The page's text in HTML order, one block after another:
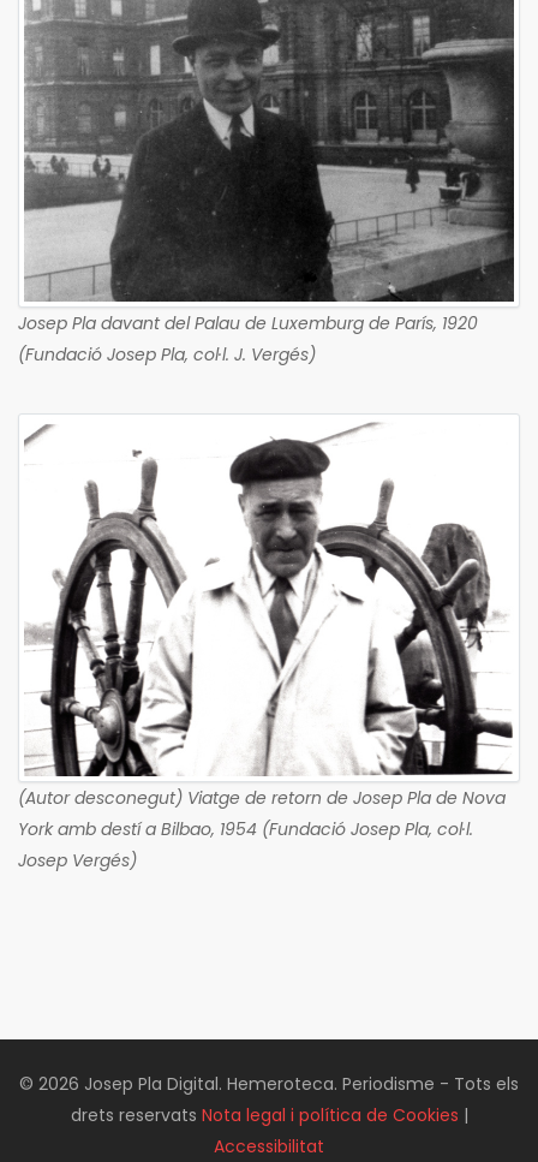
Josep Pla davant del Palau de Luxemburg de París, 1920
(Fundació Josep Pla, col·l. J. Vergés)
(Autor desconegut) Viatge de retorn de Josep Pla de Nova
York amb destí a Bilbao, 1954 (Fundació Josep Pla, col·l.
Josep Vergés)
© 2026 Josep Pla Digital. Hemeroteca. Periodisme - Tots els
drets reservats Nota legal i política de Cookies |
Accessibilitat